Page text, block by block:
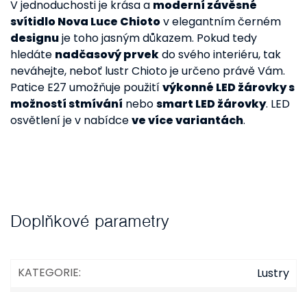
V jednoduchosti je krása a moderní závěsné
svítidlo Nova Luce Chiotov elegantním černém
designuje toho jasným důkazem. Pokud tedy
hledáte nadčasový prvekdo svého interiéru, tak
neváhejte, neboť lustr Chioto je určeno právě Vám.
Patice E27 umožňuje použitívýkonné LED žárovky s
možností stmívání nebosmart LED žárovky. LED
osvětlení je v nabídceve více variantách.
Doplňkové parametry
KATEGORIE:
Lustry